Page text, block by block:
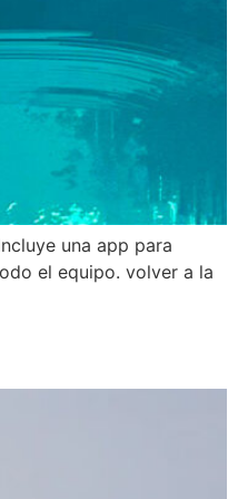
una app para
el equipo. volver a la